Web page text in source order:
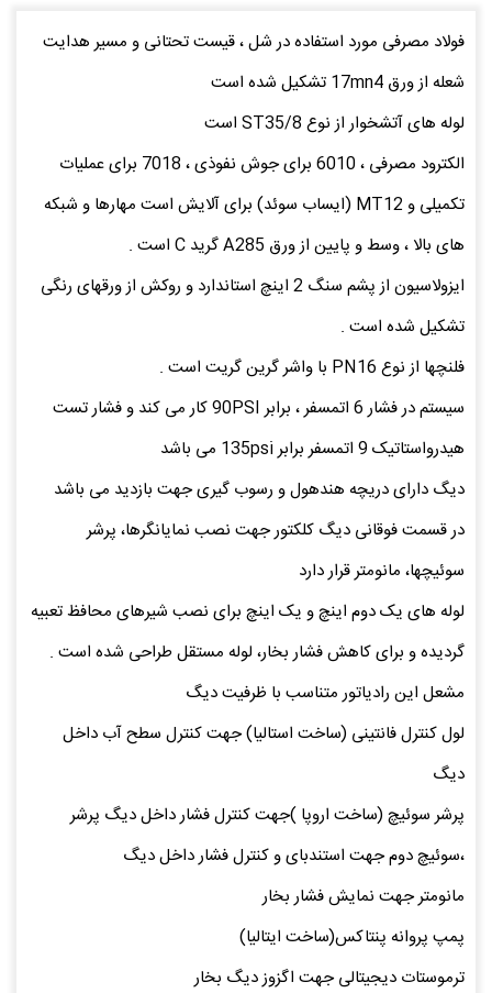
فولاد مصرفی مورد استفاده در شل ، قیست تحتانی و مسیر هدایت
شعله از ورق 17mn4 تشکیل شده است
لوله های آتشخوار از نوع ST35/8 است
الکترود مصرفی ، 6010 برای جوش نفوذی ، 7018 برای عملیات
تکمیلی و MT12 (ایساب سوئد) برای آلایش است مهارها و شبکه
های بالا ، وسط و پایین از ورق A285 گرید C است .
ایزولاسیون از پشم سنگ 2 اینچ استاندارد و روکش از ورقهای رنگی
تشکیل شده است .
فلنچها از نوع PN16 با واشر گرین گریت است .
سیستم در فشار 6 اتمسفر ، برابر 90PSI کار می کند و فشار تست
هیدرواستاتیک 9 اتمسفر برابر 135psi می باشد
دیگ دارای دریچه هندهول و رسوب گیری جهت بازدید می باشد
در قسمت فوقانی دیگ کلکتور جهت نصب نمایانگرها، پرشر
سوئیچها، مانومتر قرار دارد
لوله های یک دوم اینچ و یک اینچ برای نصب شیرهای محافظ تعبیه
گردیده و برای کاهش فشار بخار، لوله مستقل طراحی شده است .
مشعل این رادیاتور متناسب با ظرفیت دیگ
لول کنترل فانتینی (ساخت استالیا) جهت کنترل سطح آب داخل
دیگ
پرشر سوئیچ (ساخت اروپا )جهت کنترل فشار داخل دیگ پرشر
،سوئیچ دوم جهت استندبای و کنترل فشار داخل دیگ
مانومتر جهت نمایش فشار بخار
پمپ پروانه پنتاکس(ساخت ایتالیا)
ترموستات دیجیتالی جهت اگزوز دیگ بخار